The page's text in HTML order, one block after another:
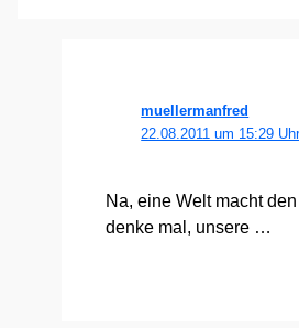
muellermanfred
22.08.2011 um 15:29
Na, eine Welt macht
den­ke mal, unse­re …